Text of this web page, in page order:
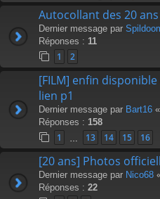
Autocollant des 20 ans
Dernier message par
Réponses : 11
1 2
[FILM] enfin
lien p1
Dernier message par Bart16 «
Réponses : 158
1 13 14 15 16
[20 ans] Photos
Dernier message par Nico68
Réponses : 22